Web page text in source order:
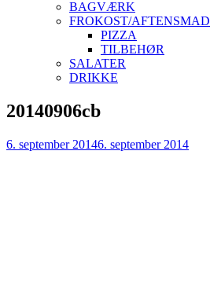
BAGVÆRK
FROKOST/AFTENSMAD
PIZZA
TILBEHØR
SALATER
DRIKKE
Skip
to
20140906cb
6. september 20146. september 2014